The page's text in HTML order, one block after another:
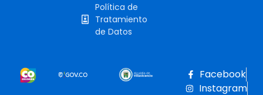
Política de
Tratamiento
de Datos
Facebook
Instagram